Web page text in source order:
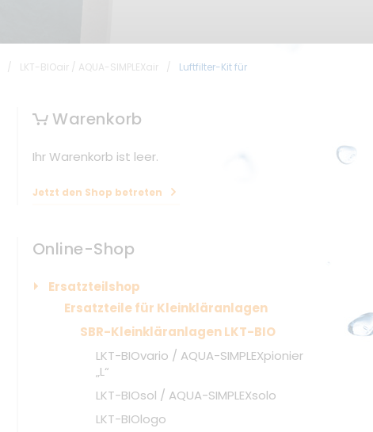
/ LKT-BIOair / AQUA-SIMPLEXair / Luftfilter-Kit für
Warenkorb
Ihr Warenkorb ist leer.
Jetzt den Shop betreten
Online-Shop
Ersatzteilshop
Ersatzteile für Kleinkläranlagen
SBR-Kleinkläranlagen LKT-BIO
LKT-BIOvario / AQUA-SIMPLEXpionier
„L“
LKT-BIOsol / AQUA-SIMPLEXsolo
LKT-BIOlogo